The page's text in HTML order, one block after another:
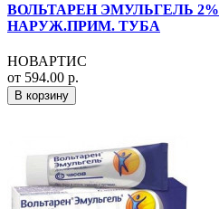
ВОЛЬТАРЕН ЭМУЛЬГЕЛЬ 2%
НАРУЖ.ПРИМ. ТУБА
НОВАРТИС
от 594.00 р.
В корзину